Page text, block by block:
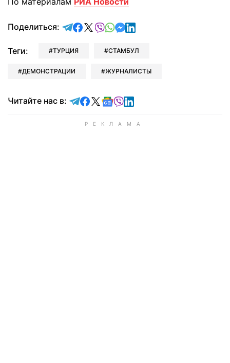
Поделиться: отправить в Telegram
поделиться в Facebook
поделиться в X
отправить в Viber
отправить в Whatsapp
отправить в Messenger
отправить в LinkedIn
Теги: ТУРЦИЯ СТАМБУЛ
ДЕМОНСТРАЦИИ ЖУРНАЛИСТЫ
Читайте нас в: Читайте в Telegram
Читайте в Facebook
Читайте в X
Читайте в Google news
Читайте в Viber
Читайте в LinkedIn